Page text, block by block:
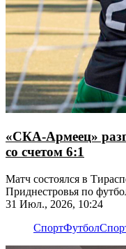
«СКА-Армеец»
со счетом 6:1
Матч состоялся в
Приднестровья по
31 Июл., 2026, 10:24
СпортФутбол